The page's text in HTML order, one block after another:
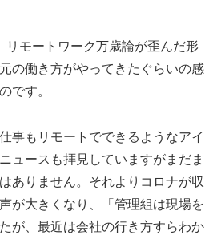
リモートワーク万歳論が歪んだ形
の働き方がやってきたぐらいの感
です。
事もリモートでできるようなアイ
ュースも拝見していますがまだま
ありません。それよりコロナが収
が大きくなり、「管理組は現場を
が、最近は会社の行き方すらわか